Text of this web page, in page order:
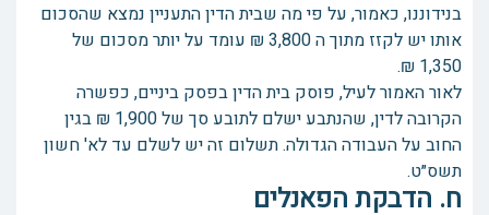
בנידוננו, כאמור, על פי מה שבית הדין התעניין נמצא שהסכום
אותו יש לקזז מתוך ה 3,800 ₪ עומד על יותר מסכום של
1,350 ₪.
לאור האמור לעיל, פוסק בית הדין בפסק ביניים, כפשרה
הקרובה לדין, שהנתבע ישלם לתובע סך של 1,900 ₪ בגין
החוב על העבודה הגדולה. תשלום זה יש לשלם עד לא' חשון
תשס״ט.
ח. הדבקת הפאנלים